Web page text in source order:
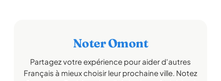
Noter Omont
Partagez votre expérience pour aider d'autres
Français à mieux choisir leur prochaine ville. Notez